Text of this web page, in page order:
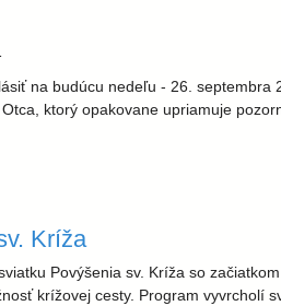
na budúcu nedeľu - 26. septembra
ktorý opakovane upriamuje
Kríža
Povýšenia sv. Kríža so
krížovej cesty. Program vyvrcholí